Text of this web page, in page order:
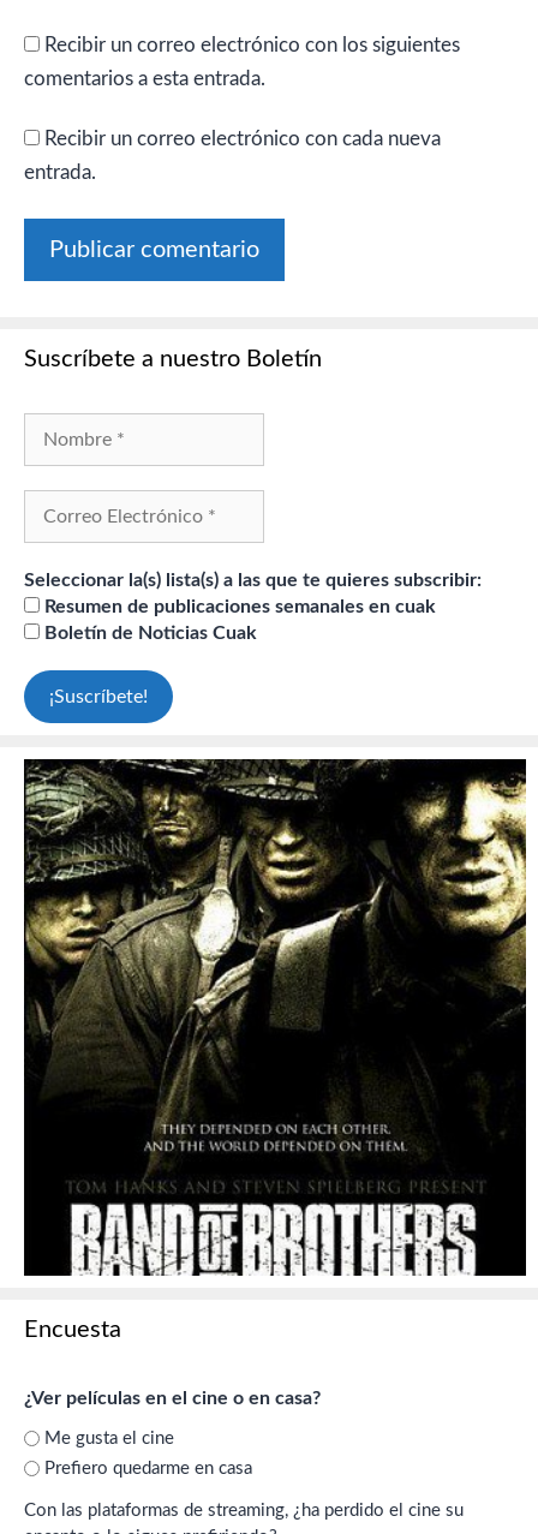
Recibir un correo electrónico con los siguientes
comentarios a esta entrada.
Recibir un correo electrónico con cada nueva
entrada.
Suscríbete a nuestro Boletín
Seleccionar la(s) lista(s) a las que te quieres subscribir:
Resumen de publicaciones semanales en cuak
Boletín de Noticias Cuak
Encuesta
¿Ver películas en el cine o en casa?
Me gusta el cine
Prefiero quedarme en casa
Con las plataformas de streaming, ¿ha perdido el cine su